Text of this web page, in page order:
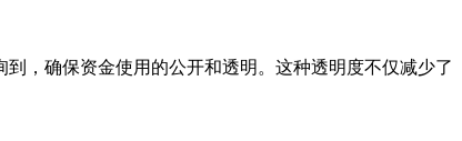
，确保资金使用的公开和透明。这种透明度不仅减少了